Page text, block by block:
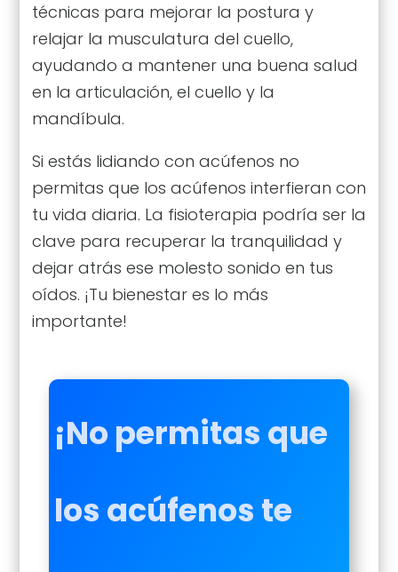
técnicas para mejorar la postura y
relajar la musculatura del cuello,
ayudando a mantener una buena salud
en la articulación, el cuello y la
mandíbula.
Si estás lidiando con acúfenos no
permitas que los acúfenos interfieran con
tu vida diaria. La fisioterapia podría ser la
clave para recuperar la tranquilidad y
dejar atrás ese molesto sonido en tus
oídos. ¡Tu bienestar es lo más
importante!
¡No permitas que
los acúfenos te